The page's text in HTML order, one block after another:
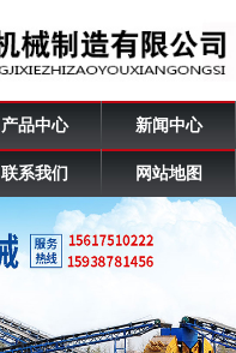
产品中心 新闻中心
联系我们 网站地图